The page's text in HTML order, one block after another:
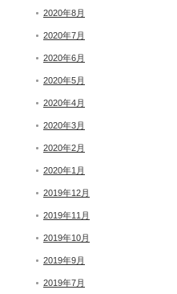
2020年8月
2020年7月
2020年6月
2020年5月
2020年4月
2020年3月
2020年2月
2020年1月
2019年12月
2019年11月
2019年10月
2019年9月
2019年7月